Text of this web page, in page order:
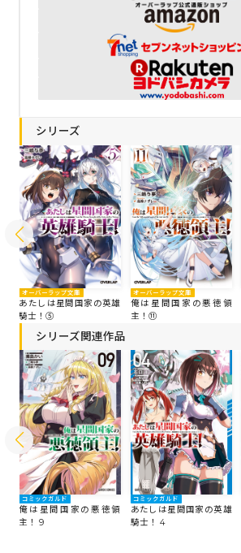
シリーズ
オーバーラップ文庫
あたしは星間国家の英雄
騎士！⑤
オーバーラップ文庫
俺は星間国家の悪徳領
主！⑪
シリーズ関連作品
コミックガルド
俺は星間国家の悪徳領
主！ 9
コミックガルド
あたしは星間国家の英雄
騎士！ 4